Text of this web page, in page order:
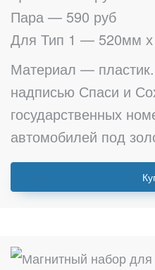
Пара — 590 руб
Для Тип 1 — 520мм
Материал —
надписью Спаси и
государственных
автомобилей под